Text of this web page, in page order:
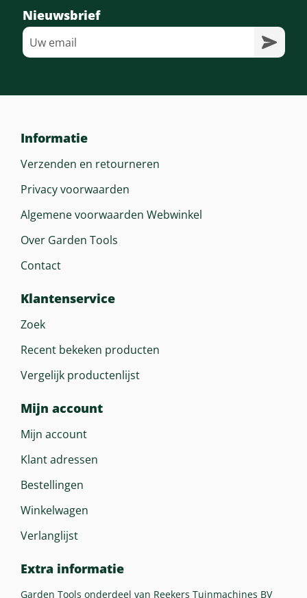
Nieuwsbrief
Informatie
Verzenden en retourneren
Privacy voorwaarden
Algemene voorwaarden Webwinkel
Over Garden Tools
Contact
Klantenservice
Zoek
Recent bekeken producten
Vergelijk productenlijst
Mijn account
Mijn account
Klant adressen
Bestellingen
Winkelwagen
Verlanglijst
Extra informatie
Garden Tools onderdeel van Reekers Tuinmachines BV